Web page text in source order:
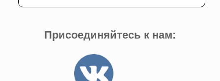
Присоединяйтесь к нам: